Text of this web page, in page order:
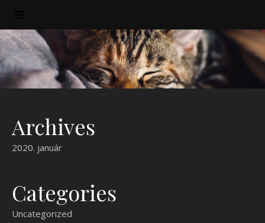
Archives
2020. január
Categories
Uncategorized